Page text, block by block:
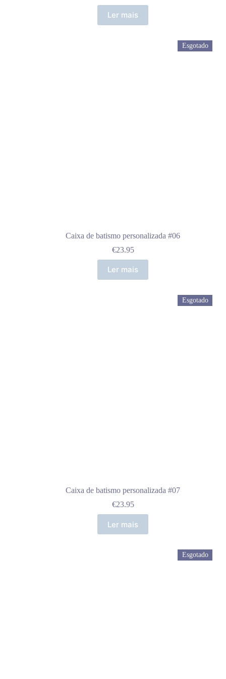
Ler mais
Esgotado
Caixa de batismo personalizada #06
€23.95
Ler mais
Esgotado
Caixa de batismo personalizada #07
€23.95
Ler mais
Esgotado